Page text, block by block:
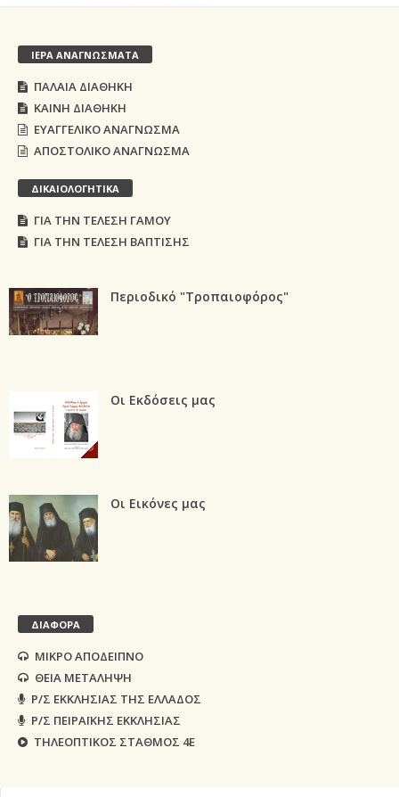
ΙΕΡΑ ΑΝΑΓΝΩΣΜΑΤΑ
ΠΑΛΑΙΑ ΔΙΑΘΗΚΗ
ΚΑΙΝΗ ΔΙΑΘΗΚΗ
ΕΥΑΓΓΕΛΙΚΟ ΑΝΑΓΝΩΣΜΑ
ΑΠΟΣΤΟΛΙΚΟ ΑΝΑΓΝΩΣΜΑ
ΔΙΚΑΙΟΛΟΓΗΤΙΚΑ
ΓΙΑ ΤΗΝ ΤΕΛΕΣΗ ΓΑΜΟΥ
ΓΙΑ ΤΗΝ ΤΕΛΕΣΗ ΒΑΠΤΙΣΗΣ
Περιοδικό "Τροπαιοφόρος"
Οι Εκδόσεις μας
Οι Εικόνες μας
ΔΙΑΦΟΡΑ
ΜΙΚΡΟ ΑΠΟΔΕΙΠΝΟ
ΘΕΙΑ ΜΕΤΑΛΗΨΗ
Ρ/Σ ΕΚΚΛΗΣΙΑΣ ΤΗΣ ΕΛΛΑΔΟΣ
Ρ/Σ ΠΕΙΡΑΪΚΗΣ ΕΚΚΛΗΣΙΑΣ
ΤΗΛΕΟΠΤΙΚΟΣ ΣΤΑΘΜΟΣ 4Ε